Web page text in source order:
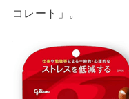
コレート」。